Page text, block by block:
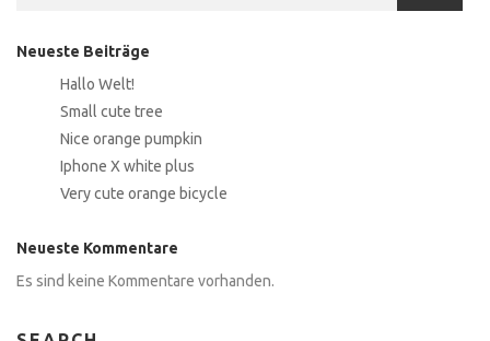
Neueste Beiträge
Hallo Welt!
Small cute tree
Nice orange pumpkin
Iphone X white plus
Very cute orange bicycle
Neueste Kommentare
Es sind keine Kommentare vorhanden.